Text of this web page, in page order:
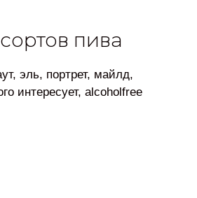
пива
эль, портрет, майлд,
интересует, alcoholfree